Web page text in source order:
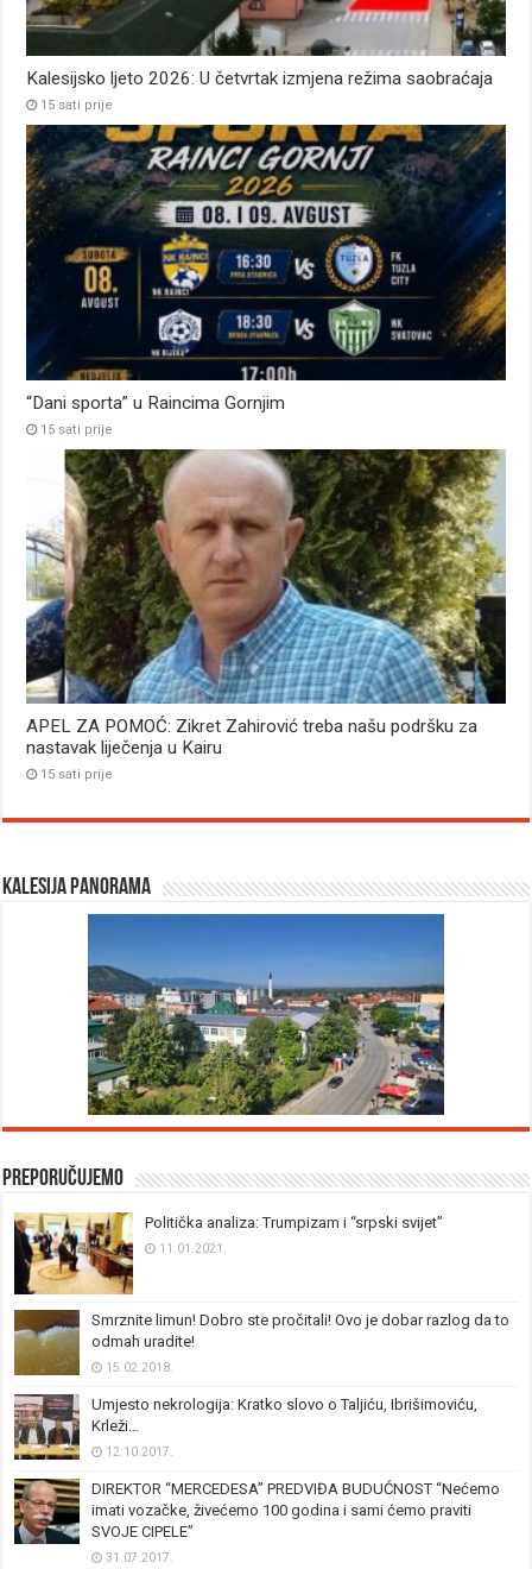
Kalesijsko ljeto 2026: U četvrtak izmjena režima saobraćaja
15 sati prije
“Dani sporta” u Raincima Gornjim
15 sati prije
APEL ZA POMOĆ: Zikret Zahirović treba našu podršku za
nastavak liječenja u Kairu
15 sati prije
Kalesija panorama
Preporučujemo
Politička analiza: Trumpizam i “srpski svijet”
11.01.2021.
Smrznite limun! Dobro ste pročitali! Ovo je dobar razlog da to
odmah uradite!
15.02.2018.
Umjesto nekrologija: Kratko slovo o Taljiću, Ibrišimoviću,
Krleži…
12.10.2017.
DIREKTOR “MERCEDESA” PREDVIĐA BUDUĆNOST “Nećemo
imati vozačke, živećemo 100 godina i sami ćemo praviti
SVOJE CIPELE”
31.07.2017.